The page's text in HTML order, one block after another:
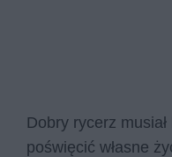
Dobry rycerz
poświęcić własne